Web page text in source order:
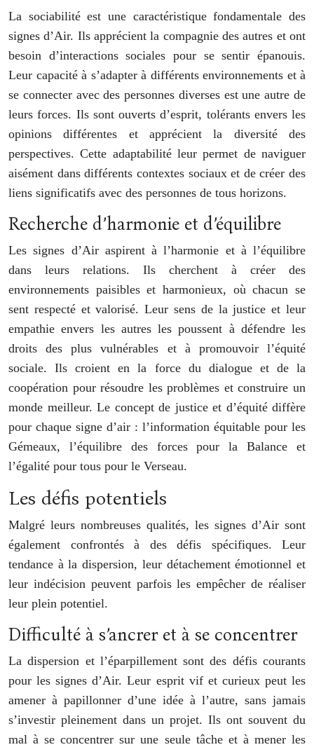
La sociabilité est une caractéristique fondamentale des
signes d’Air. Ils apprécient la compagnie des autres et ont
besoin d’interactions sociales pour se sentir épanouis.
Leur capacité à s’adapter à différents environnements et à
se connecter avec des personnes diverses est une autre de
leurs forces. Ils sont ouverts d’esprit, tolérants envers les
opinions différentes et apprécient la diversité des
perspectives. Cette adaptabilité leur permet de naviguer
aisément dans différents contextes sociaux et de créer des
liens significatifs avec des personnes de tous horizons.
Recherche d’harmonie et d’équilibre
Les signes d’Air aspirent à l’harmonie et à l’équilibre
dans leurs relations. Ils cherchent à créer des
environnements paisibles et harmonieux, où chacun se
sent respecté et valorisé. Leur sens de la justice et leur
empathie envers les autres les poussent à défendre les
droits des plus vulnérables et à promouvoir l’équité
sociale. Ils croient en la force du dialogue et de la
coopération pour résoudre les problèmes et construire un
monde meilleur. Le concept de justice et d’équité diffère
pour chaque signe d’air : l’information équitable pour les
Gémeaux, l’équilibre des forces pour la Balance et
l’égalité pour tous pour le Verseau.
Les défis potentiels
Malgré leurs nombreuses qualités, les signes d’Air sont
également confrontés à des défis spécifiques. Leur
tendance à la dispersion, leur détachement émotionnel et
leur indécision peuvent parfois les empêcher de réaliser
leur plein potentiel.
Difficulté à s’ancrer et à se concentrer
La dispersion et l’éparpillement sont des défis courants
pour les signes d’Air. Leur esprit vif et curieux peut les
amener à papillonner d’une idée à l’autre, sans jamais
s’investir pleinement dans un projet. Ils ont souvent du
mal à se concentrer sur une seule tâche et à mener les